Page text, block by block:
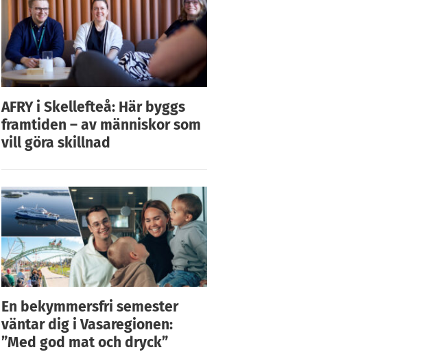
AFRY i Skellefteå: Här byggs
framtiden – av människor som
vill göra skillnad
En bekymmersfri semester
väntar dig i Vasaregionen:
”Med god mat och dryck”